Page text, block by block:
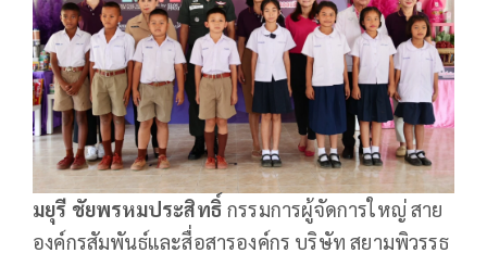
มยุรี ชัยพรหมประสิทธิ์ กรรมการผู้จัดการใหญ่ สาย
องค์กรสัมพันธ์และสื่อสารองค์กร บริษัท สยามพิวรรธ